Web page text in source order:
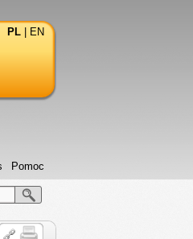
PL EN
Pomoc